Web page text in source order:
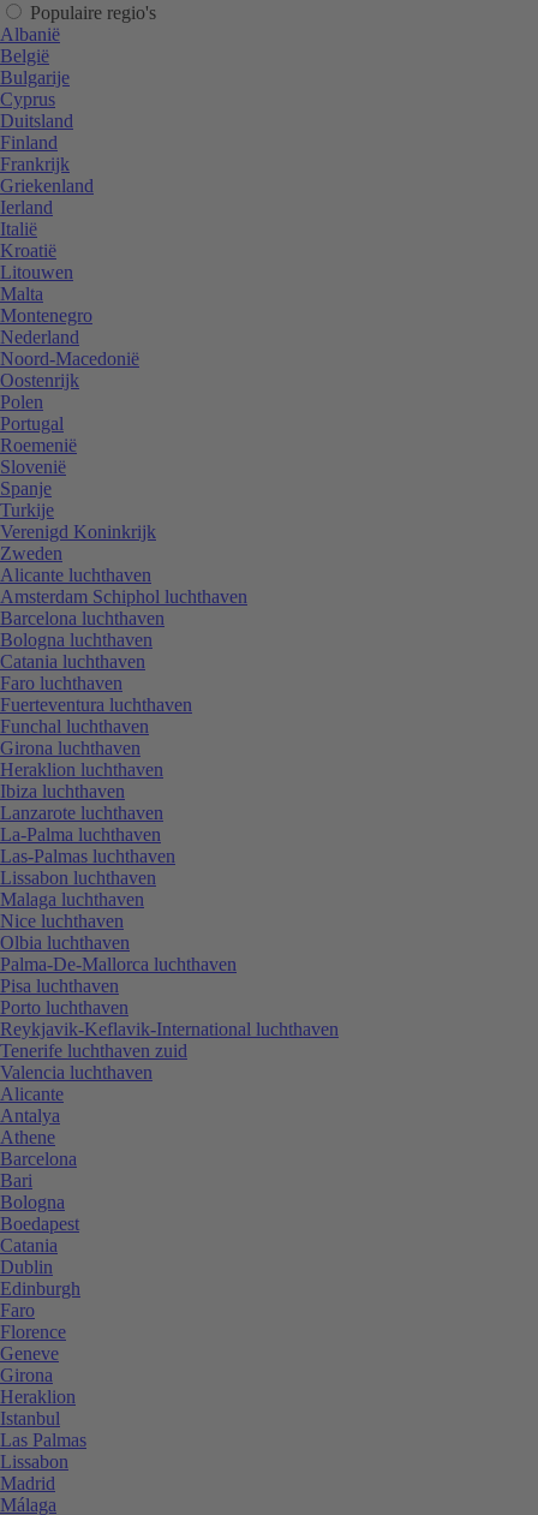
Populaire regio's
Albanië
België
Bulgarije
Cyprus
Duitsland
Finland
Frankrijk
Griekenland
Ierland
Italië
Kroatië
Litouwen
Malta
Montenegro
Nederland
Noord-Macedonië
Oostenrijk
Polen
Portugal
Roemenië
Slovenië
Spanje
Turkije
Verenigd Koninkrijk
Zweden
Alicante luchthaven
Amsterdam Schiphol luchthaven
Barcelona luchthaven
Bologna luchthaven
Catania luchthaven
Faro luchthaven
Fuerteventura luchthaven
Funchal luchthaven
Girona luchthaven
Heraklion luchthaven
Ibiza luchthaven
Lanzarote luchthaven
La-Palma luchthaven
Las-Palmas luchthaven
Lissabon luchthaven
Malaga luchthaven
Nice luchthaven
Olbia luchthaven
Palma-De-Mallorca luchthaven
Pisa luchthaven
Porto luchthaven
Reykjavik-Keflavik-International luchthaven
Tenerife luchthaven zuid
Valencia luchthaven
Alicante
Antalya
Athene
Barcelona
Bari
Bologna
Boedapest
Catania
Dublin
Edinburgh
Faro
Florence
Geneve
Girona
Heraklion
Istanbul
Las Palmas
Lissabon
Madrid
Málaga